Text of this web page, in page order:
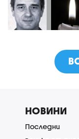
НОВИНИ
Последни